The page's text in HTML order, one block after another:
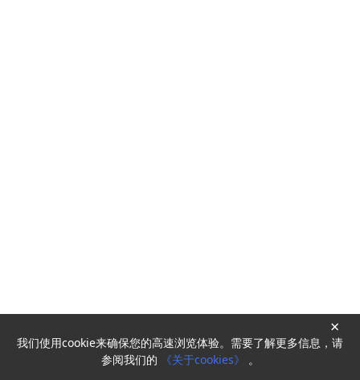
Powered byHyperKitty
我们使用cookie来确保您的高速浏览体验。需要了解更多信息，请
参阅我们的
《关于cookies》 。
×